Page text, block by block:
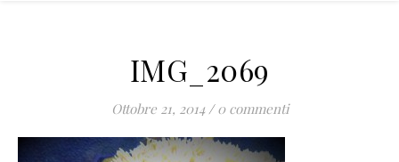
IMG_2069
Ottobre 21, 2014 / 0 commenti